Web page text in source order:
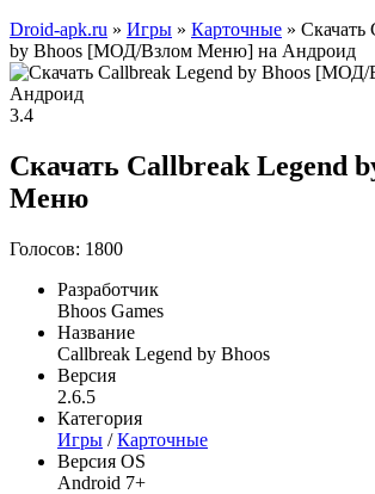
Droid-apk.ru » Игры » Карточные » Скачать
by Bhoos [МОД/Взлом Меню] на Андроид
3.4
Скачать Callbreak Legend
Меню
Голосов: 1800
Разработчик
Bhoos Games
Название
Callbreak Legend by Bhoos
Версия
2.6.5
Категория
Игры /Карточные
Версия OS
Android 7+